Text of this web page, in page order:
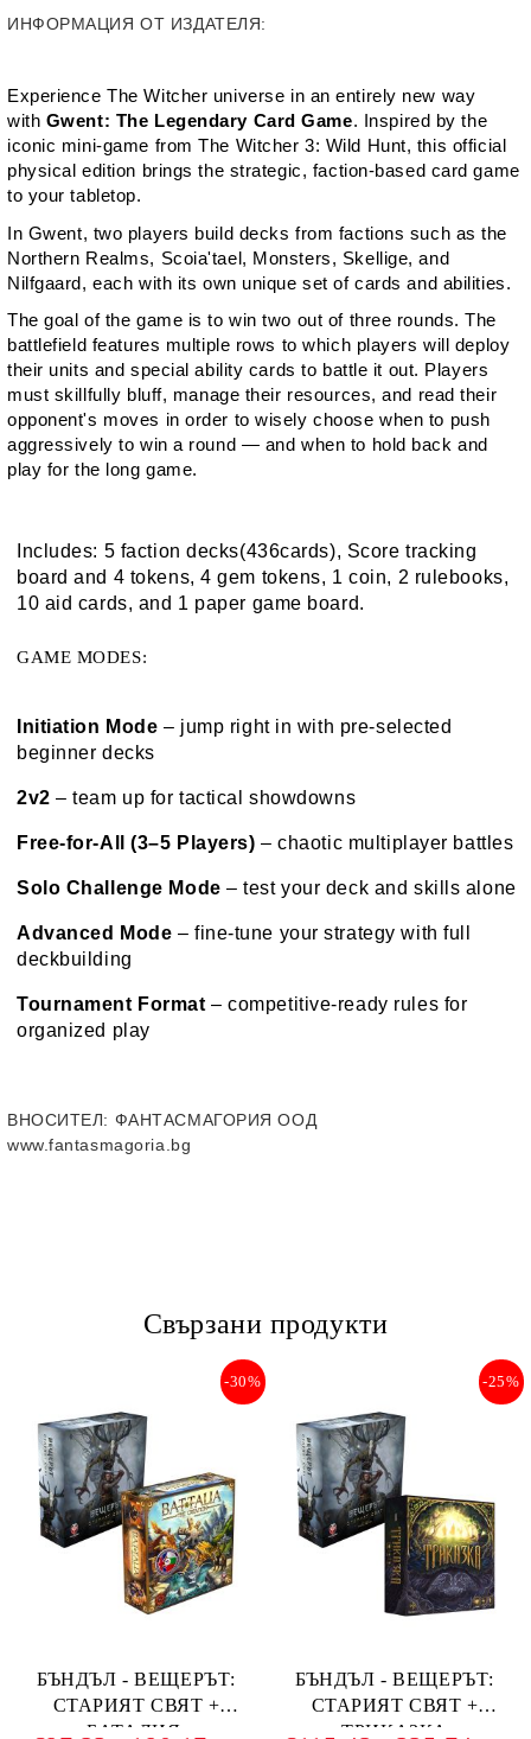
ИНФОРМАЦИЯ ОТ ИЗДАТЕЛЯ:
ExperienceThe Witcher universe in an entirely new way
with Gwent: The Legendary Card Game. Inspired by the
iconic mini-game fromThe Witcher 3: Wild Hunt, this official
physical edition brings the strategic, faction-based card game
to your tabletop.
In Gwent, two players build decks from factions such as the
Northern Realms, Scoia'tael, Monsters, Skellige, and
Nilfgaard, each with its own unique set of cards and abilities.
The goal of the game is to win two out of three rounds. The
battlefield features multiple rows to which players will deploy
their units and special ability cards to battle it out. Players
must skillfully bluff, manage their resources, and read their
opponent's moves in order to wisely choose when to push
aggressively to win a round — and when to hold back and
play for the long game.
Includes: 5 faction decks(436cards), Score tracking
board and 4 tokens, 4 gem tokens, 1 coin, 2 rulebooks,
10 aid cards, and 1 paper game board.
GAME MODES:
Initiation Mode – jump right in with pre-selected
beginner decks
2v2 – team up for tactical showdowns
Free-for-All (3–5 Players) – chaotic multiplayer battles
Solo Challenge Mode – test your deck and skills alone
Advanced Mode – fine-tune your strategy with full
deckbuilding
Tournament Format – competitive-ready rules for
organized play
ВНОСИТЕЛ: ФАНТАСМАГОРИЯ ООД
www.fantasmagoria.bg
Свързани продукти
БЪНДЪЛ - ВЕЩЕРЪТ:
СТАРИЯТ СВЯТ +
БАТАЛИЯ:
-30%
БЪНДЪЛ - ВЕЩЕРЪТ:
СТАРИЯТ СВЯТ +
ТРИКАЗКА
-25%